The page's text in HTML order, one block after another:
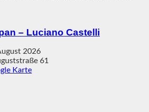
– Luciano Castelli
2026
61
Karte